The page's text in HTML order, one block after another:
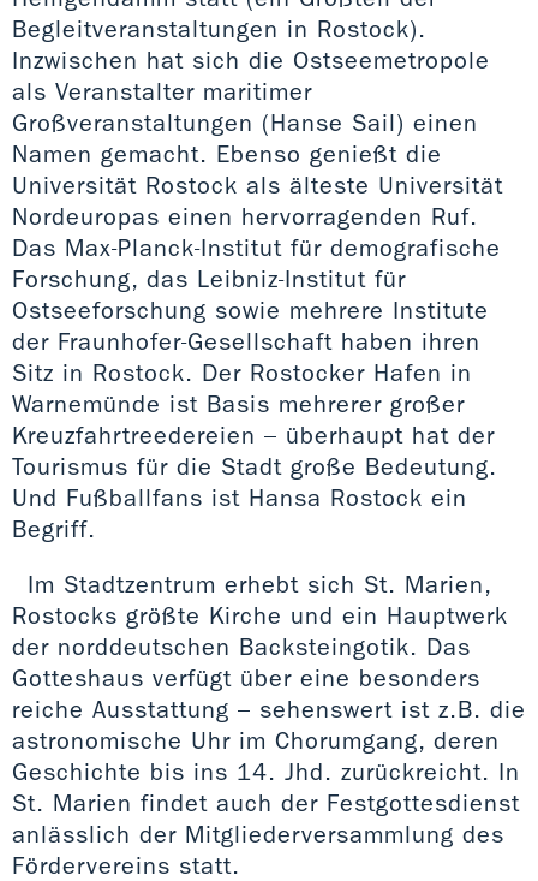
Begleitveranstaltungen in Rostock).
Inzwischen hat sich die Ostseemetropole
als Veranstalter maritimer
Großveranstaltungen (Hanse Sail) einen
Namen gemacht. Ebenso genießt die
Universität Rostock als älteste Universität
Nordeuropas einen hervorragenden Ruf.
Das Max-Planck-Institut für demografische
Forschung, das Leibniz-Institut für
Ostseeforschung sowie mehrere Institute
der Fraunhofer-Gesellschaft haben ihren
Sitz in Rostock. Der Rostocker Hafen in
Warnemünde ist Basis mehrerer großer
Kreuzfahrtreedereien – überhaupt hat der
Tourismus für die Stadt große Bedeutung.
Und Fußballfans ist Hansa Rostock ein
Begriff.
Im Stadtzentrum erhebt sich St. Marien,
Rostocks größte Kirche und ein Hauptwerk
der norddeutschen Backsteingotik. Das
Gotteshaus verfügt über eine besonders
reiche Ausstattung – sehenswert ist z.B. die
astronomische Uhr im Chorumgang, deren
Geschichte bis ins 14. Jhd. zurückreicht. In
St. Marien findet auch der Festgottesdienst
anlässlich der Mitgliederversammlung des
Fördervereins statt.